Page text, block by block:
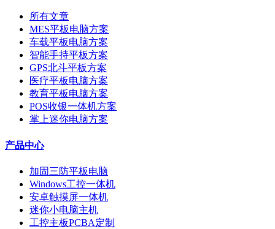
所有文章
MES平板电脑方案
车载平板电脑方案
智能手持平板方案
GPS北斗平板方案
医疗平板电脑方案
教育平板电脑方案
POS收银一体机方案
掌上迷你电脑方案
产品中心
加固三防平板电脑
Windows工控一体机
安卓触摸屏一体机
迷你小电脑主机
工控主板PCBA定制